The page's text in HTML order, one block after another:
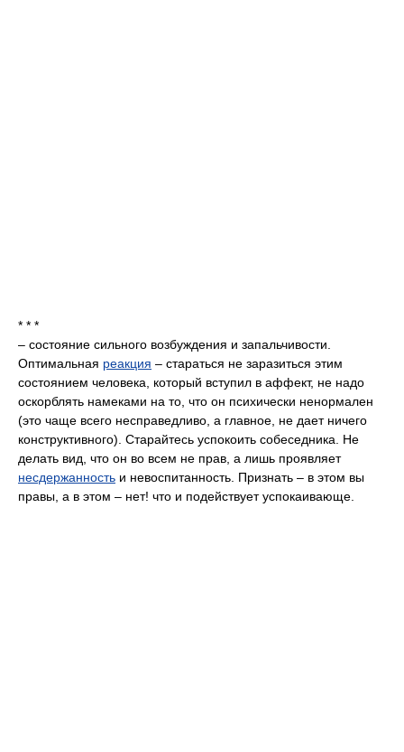
* * *
– состояние сильного возбуждения и запальчивости.
Оптимальная реакция – стараться не заразиться этим
состоянием человека, который вступил в аффект, не надо
оскорблять намеками на то, что он психически ненормален
(это чаще всего несправедливо, а главное, не дает ничего
конструктивного). Старайтесь успокоить собеседника. Не
делать вид, что он во всем не прав, а лишь проявляет
несдержанность и невоспитанность. Признать – в этом вы
правы, а в этом – нет! что и подействует успокаивающе.